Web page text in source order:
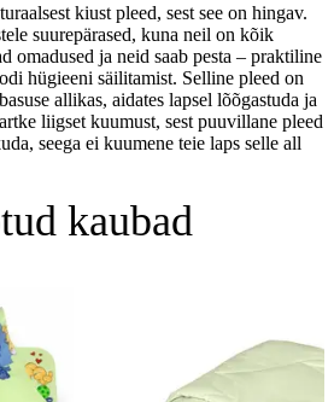
kiust pleed, sest see on hingav.
suurepärased, kuna neil on kõik
omadused ja neid saab pesta – praktiline
hügieeni säilitamist. Selline pleed on
allikas, aidates lapsel lõõgastuda ja
liigset kuumust, sest puuvillane pleed
seega ei kuumene teie laps selle all
kaubad